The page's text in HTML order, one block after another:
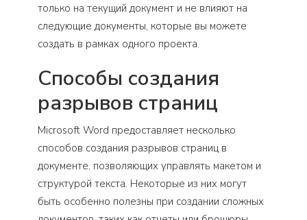
только на текущий документ и не влияют на
следующие документы, которые вы можете
создать в рамках одного проекта.
Способы создания
разрывов страниц
Microsoft Word предоставляет несколько
способов создания разрывов страниц в
документе, позволяющих управлять макетом и
структурой текста. Некоторые из них могут
быть особенно полезны при создании сложных